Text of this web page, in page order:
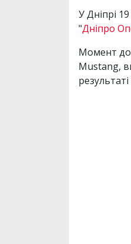
У Дніпрі
"Дніпро
Момент
Mustang,